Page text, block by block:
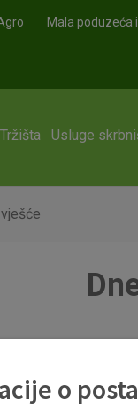
Mala poduzeća
Tržišta Usluge
izvješće.pdf
o